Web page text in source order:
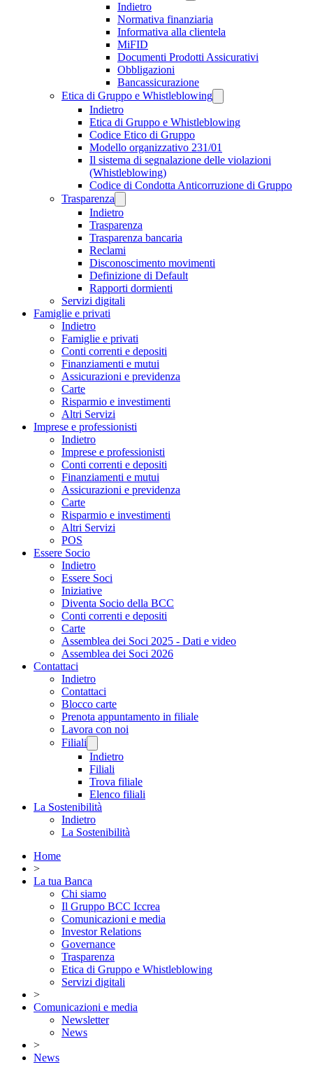
Indietro
Normativa finanziaria
Informativa alla clientela
MiFID
Documenti Prodotti Assicurativi
Obbligazioni
Bancassicurazione
Etica di Gruppo e Whistleblowing
Indietro
Etica di Gruppo e Whistleblowing
Codice Etico di Gruppo
Modello organizzativo 231/01
Il sistema di segnalazione delle violazioni
(Whistleblowing)
Codice di Condotta Anticorruzione di Gruppo
Trasparenza
Indietro
Trasparenza
Trasparenza bancaria
Reclami
Disconoscimento movimenti
Definizione di Default
Rapporti dormienti
Servizi digitali
Famiglie e privati
Indietro
Famiglie e privati
Conti correnti e depositi
Finanziamenti e mutui
Assicurazioni e previdenza
Carte
Risparmio e investimenti
Altri Servizi
Imprese e professionisti
Indietro
Imprese e professionisti
Conti correnti e depositi
Finanziamenti e mutui
Assicurazioni e previdenza
Carte
Risparmio e investimenti
Altri Servizi
POS
Essere Socio
Indietro
Essere Soci
Iniziative
Diventa Socio della BCC
Conti correnti e depositi
Carte
Assemblea dei Soci 2025 - Dati e video
Assemblea dei Soci 2026
Contattaci
Indietro
Contattaci
Blocco carte
Prenota appuntamento in filiale
Lavora con noi
Filiali
Indietro
Filiali
Trova filiale
Elenco filiali
La Sostenibilità
Indietro
La Sostenibilità
Home
>
La tua Banca
Chi siamo
Il Gruppo BCC Iccrea
Comunicazioni e media
Investor Relations
Governance
Trasparenza
Etica di Gruppo e Whistleblowing
Servizi digitali
>
Comunicazioni e media
Newsletter
News
>
News